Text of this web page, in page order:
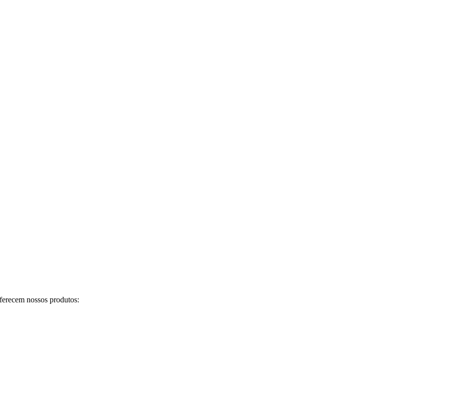
nossos produtos: